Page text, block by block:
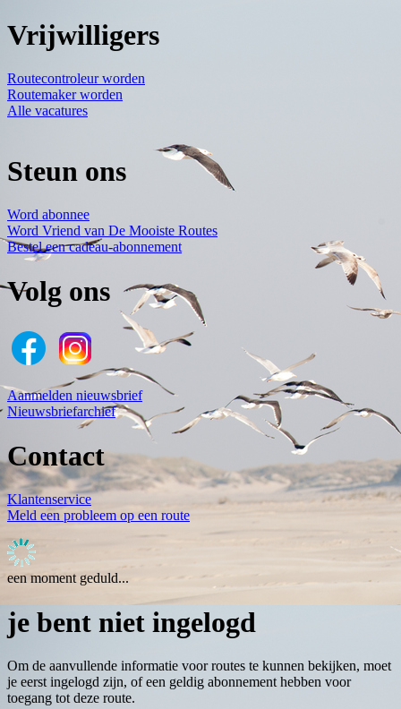
Vrijwilligers
Routecontroleur worden
Routemaker worden
Alle vacatures
Steun ons
Word abonnee
Word Vriend van De Mooiste Routes
Bestel een cadeau-abonnement
Volg ons
Aanmelden nieuwsbrief
Nieuwsbriefarchief
Contact
Klantenservice
Meld een probleem op een route
een moment geduld...
je bent niet ingelogd
Om de aanvullende informatie voor routes te kunnen bekijken, moet
je eerst ingelogd zijn, of een geldig abonnement hebben voor
toegang tot deze route.